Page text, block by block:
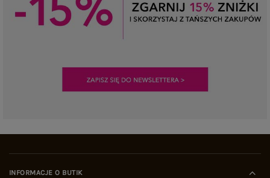
INFORMACJE O BUTIK